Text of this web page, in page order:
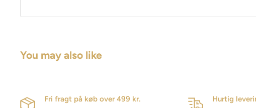
You may also like
Fri fragt på køb over 499 kr.
Hurtig